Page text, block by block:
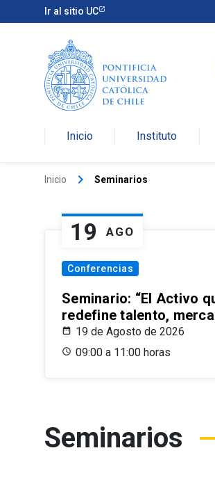
Ir al sitio UC
Inicio Instituto
Inicio keyboard_arrow_right Seminarios
19 AGO
Conferencias
Seminario: “El Activo
redefine talento,
19 de Agosto de 2026
09:00 a 11:00 horas
Seminarios